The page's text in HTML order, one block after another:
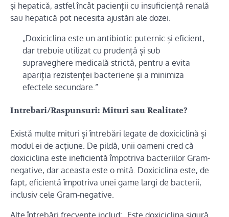
și hepatică, astfel încât pacienții cu insuficiență renală
sau hepatică pot necesita ajustări ale dozei.
„Doxiciclina este un antibiotic puternic și eficient,
dar trebuie utilizat cu prudență și sub
supraveghere medicală strictă, pentru a evita
apariția rezistenței bacteriene și a minimiza
efectele secundare.”
Intrebari/Raspunsuri: Mituri sau Realitate?
Există multe mituri și întrebări legate de doxiciclină și
modul ei de acțiune. De pildă, unii oameni cred că
doxiciclina este ineficientă împotriva bacteriilor Gram-
negative, dar aceasta este o mită. Doxiciclina este, de
fapt, eficientă împotriva unei game largi de bacterii,
inclusiv cele Gram-negative.
Alte întrebări frecvente includ: „Este doxiciclina sigură